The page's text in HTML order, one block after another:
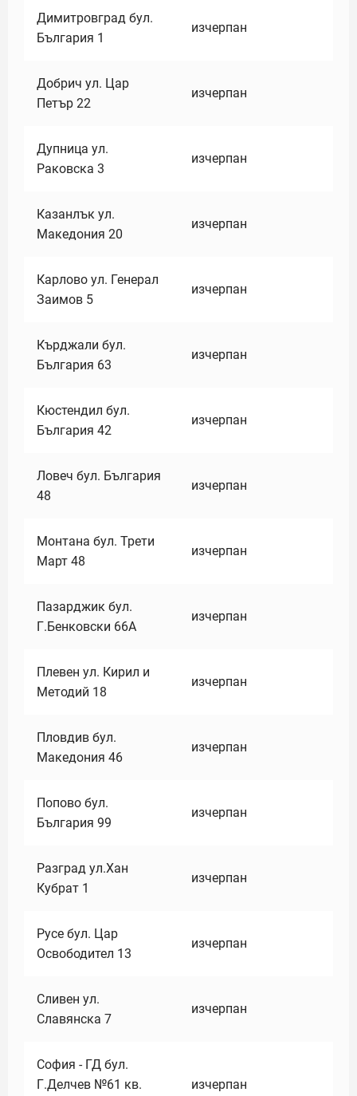
Димитровград бул.
България 1
изчерпан
Добрич ул. Цар
Петър 22
изчерпан
Дупница ул.
Раковска 3
изчерпан
Казанлък ул.
Македония 20
изчерпан
Карлово ул. Генерал
Заимов 5
изчерпан
Кърджали бул.
България 63
изчерпан
Кюстендил бул.
България 42
изчерпан
Ловеч бул. България
48
изчерпан
Монтана бул. Трети
Март 48
изчерпан
Пазарджик бул.
Г.Бенковски 66А
изчерпан
Плевен ул. Кирил и
Методий 18
изчерпан
Пловдив бул.
Македония 46
изчерпан
Попово бул.
България 99
изчерпан
Разград ул.Хан
Кубрат 1
изчерпан
Русе бул. Цар
Освободител 13
изчерпан
Сливен ул.
Славянска 7
изчерпан
София - ГД бул.
Г.Делчев №61 кв.
изчерпан